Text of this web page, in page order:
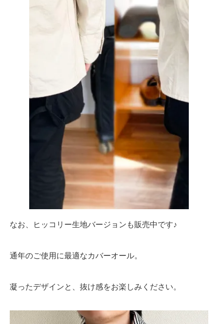
なお、ヒッコリー生地バージョンも販売中です♪
通年のご使用に最適なカバーオール。
凝ったデザインと、抜け感をお楽しみください。